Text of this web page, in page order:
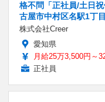
格不問「正社員/土日
古屋市中村区名駅1丁目
株式会社Creer
愛知県
月給25万3,500円～
正社員